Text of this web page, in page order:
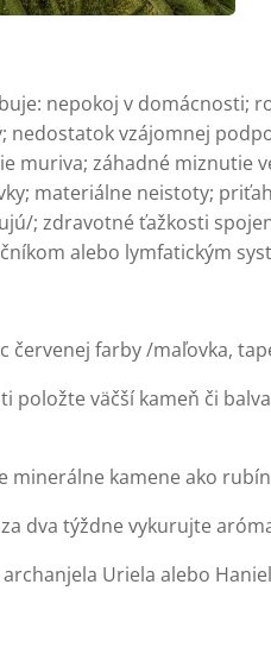
nepokoj v domácnosti;
nedostatok vzájomnej
muriva; záhadné miznutie
materiálne neistoty;
; zdravotné ťažkosti
alebo lymfatickým
červenej farby /maľovka,
položte väčší kameň či
minerálne kamene ako
dva týždne vykurujte
Uriela alebo